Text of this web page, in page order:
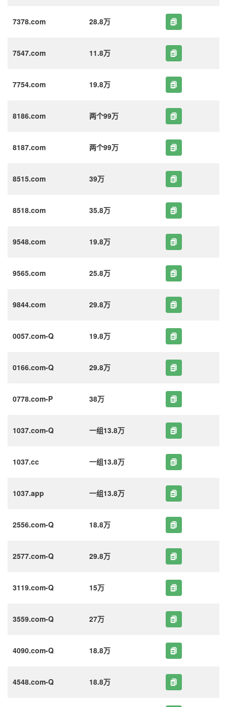
7378.com 28.8万
7547.com 11.8万
7754.com 19.8万
8186.com 两个99万
8187.com 两个99万
8515.com 39万
8518.com 35.8万
9548.com 19.8万
9565.com 25.8万
9844.com 29.8万
0057.com-Q 19.8万
0166.com-Q 29.8万
0778.com-P 38万
1037.com-Q 一组13.8万
1037.cc 一组13.8万
1037.app 一组13.8万
2556.com-Q 18.8万
2577.com-Q 29.8万
3119.com-Q 15万
3559.com-Q 27万
4090.com-Q 18.8万
4548.com-Q 18.8万